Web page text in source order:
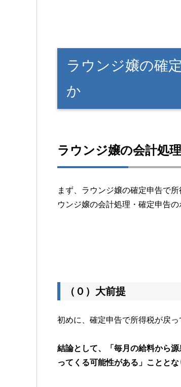
ラウンジ嬢の確
か
ラウンジ嬢の会計処
まず、ラウンジ嬢の確定申告で
ウンジ嬢の会計処理・確定申告
（０）大前提
初めに、確定申告で所得税が戻
結論として、「毎月の給料から
ってくる可能性がある」こととな